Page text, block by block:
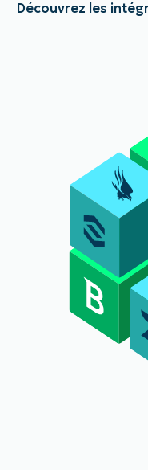
Découvrez les